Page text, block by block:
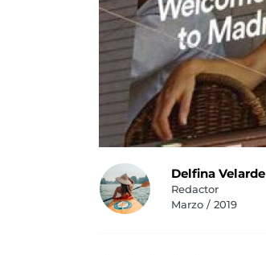
Delfina Velarde
Redactor
Marzo / 2019